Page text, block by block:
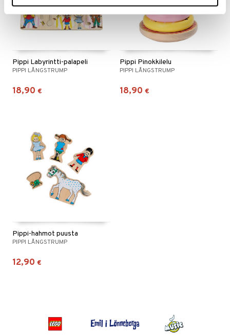
Pippi Labyrintti-palapeli
PIPPI LÅNGSTRUMP
18,90 €
Pippi Pinokkilelu
PIPPI LÅNGSTRUMP
18,90 €
Pippi-hahmot puusta
PIPPI LÅNGSTRUMP
12,90 €